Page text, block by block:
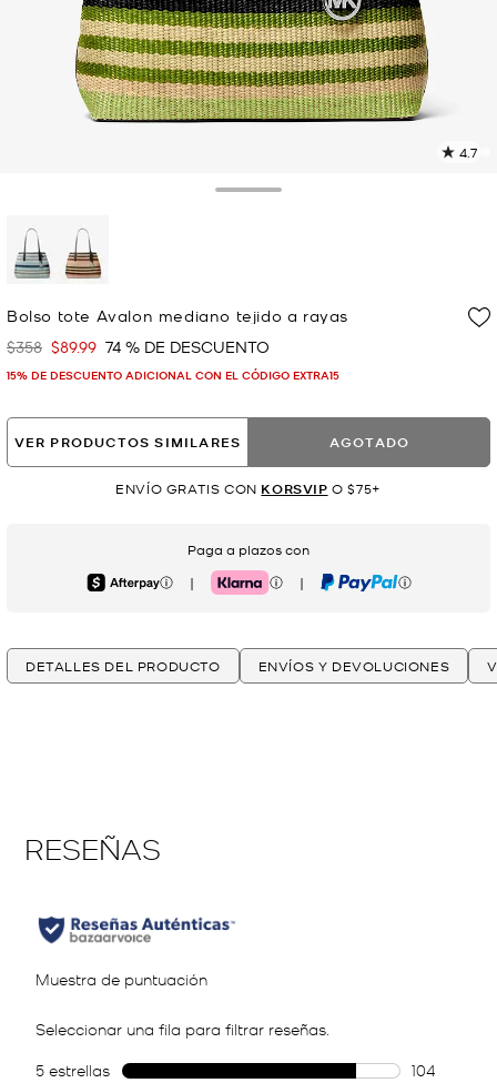
4.7
Bolso tote Avalon mediano tejido a rayas
Era
$358 Ahora
$89.99 74 % DE DESCUENTO
15% DE DESCUENTO ADICIONAL CON EL CÓDIGO EXTRA15
VER PRODUCTOS SIMILARES AGOTADO
ENVÍO GRATIS CON KORSVIP O $75+
Paga a plazos con
Afterpay | Klarna | PayPal
DETALLES DEL PRODUCTO ENVÍOS Y DEVOLUCIONES